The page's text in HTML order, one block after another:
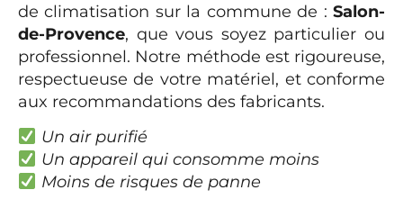
de climatisation sur la commune de : Salon-
de-Provence, que vous soyez particulier ou
professionnel. Notre méthode est rigoureuse,
respectueuse de votre matériel, et conforme
aux recommandations des fabricants.
Un air purifié
Un appareil qui consomme moins
Moins de risques de panne